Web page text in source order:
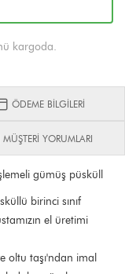
kargoda.
ÖDEME BİLGİLERİ
MÜŞTERİ YORUMLARI
gümüş püsküll
birinci sınıf
el üretimi
oltu taşı'ndan imal